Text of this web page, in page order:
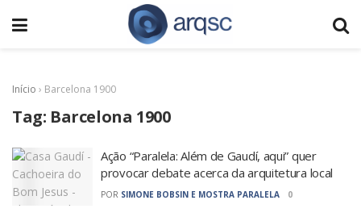
Início › Barcelona 1900
Tag: Barcelona 1900
Ação “Paralela: Além de Gaudí, aqui” quer
provocar debate acerca da arquitetura local
POR SIMONE BOBSIN E MOSTRA PARALELA 0